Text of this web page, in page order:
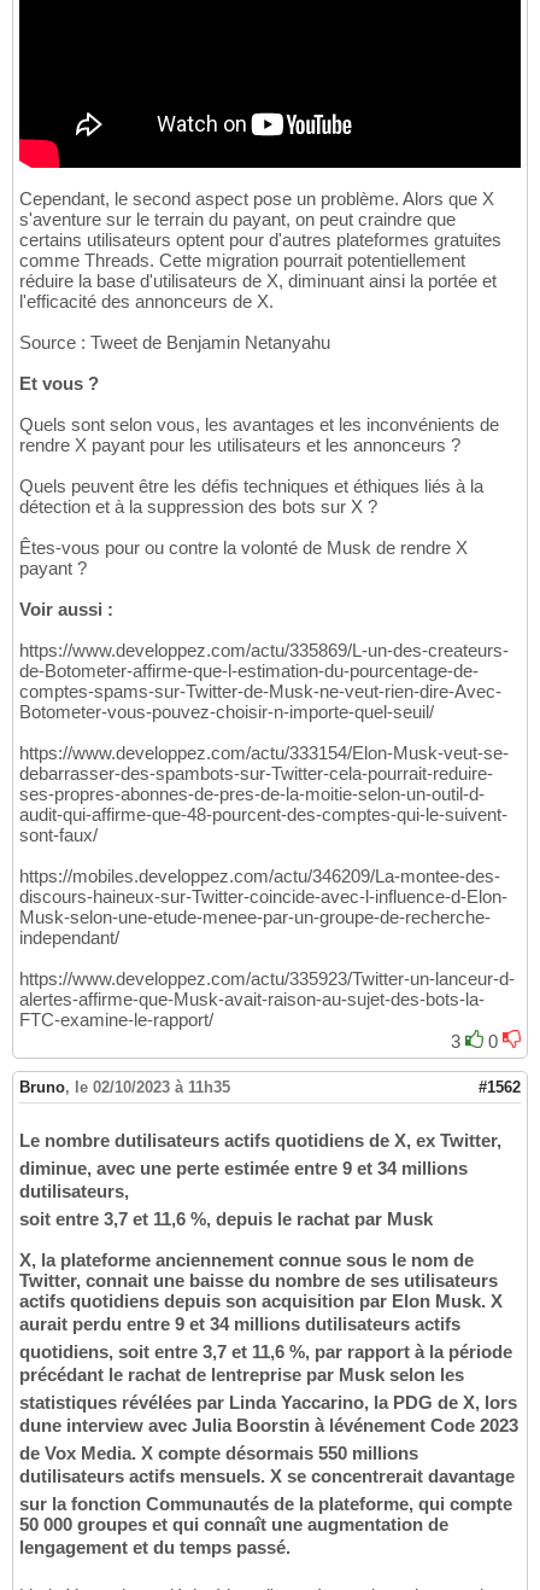
Cependant, le second aspect pose un problème. Alors que X
s'aventure sur le terrain du payant, on peut craindre que
certains utilisateurs optent pour d'autres plateformes gratuites
comme Threads. Cette migration pourrait potentiellement
réduire la base d'utilisateurs de X, diminuant ainsi la portée et
l'efficacité des annonceurs de X.
Source : Tweet de Benjamin Netanyahu
Et vous ?
Quels sont selon vous, les avantages et les inconvénients de
rendre X payant pour les utilisateurs et les annonceurs ?
Quels peuvent être les défis techniques et éthiques liés à la
détection et à la suppression des bots sur X ?
Êtes-vous pour ou contre la volonté de Musk de rendre X
payant ?
Voir aussi :
https://www.developpez.com/actu/335869/L-un-des-createurs-
de-Botometer-affirme-que-l-estimation-du-pourcentage-de-
comptes-spams-sur-Twitter-de-Musk-ne-veut-rien-dire-Avec-
Botometer-vous-pouvez-choisir-n-importe-quel-seuil/
https://www.developpez.com/actu/333154/Elon-Musk-veut-se-
debarrasser-des-spambots-sur-Twitter-cela-pourrait-reduire-
ses-propres-abonnes-de-pres-de-la-moitie-selon-un-outil-d-
audit-qui-affirme-que-48-pourcent-des-comptes-qui-le-suivent-
sont-faux/
https://mobiles.developpez.com/actu/346209/La-montee-des-
discours-haineux-sur-Twitter-coincide-avec-l-influence-d-Elon-
Musk-selon-une-etude-menee-par-un-groupe-de-recherche-
independant/
https://www.developpez.com/actu/335923/Twitter-un-lanceur-d-
alertes-affirme-que-Musk-avait-raison-au-sujet-des-bots-la-
FTC-examine-le-rapport/
3
0
Bruno, le 02/10/2023 à 11h35 #1562
Le nombre dutilisateurs actifs quotidiens de X, ex Twitter,
diminue, avec une perte estimée entre 9 et 34 millions
dutilisateurs,
soit entre 3,7 et 11,6 %, depuis le rachat par Musk
X, la plateforme anciennement connue sous le nom de
Twitter, connait une baisse du nombre de ses utilisateurs
actifs quotidiens depuis son acquisition par Elon Musk. X
aurait perdu entre 9 et 34 millions dutilisateurs actifs
quotidiens, soit entre 3,7 et 11,6 %, par rapport à la période
précédant le rachat de lentreprise par Musk selon les
statistiques révélées par Linda Yaccarino, la PDG de X, lors
dune interview avec Julia Boorstin à lévénement Code 2023
de Vox Media. X compte désormais 550 millions
dutilisateurs actifs mensuels. X se concentrerait davantage
sur la fonction Communautés de la plateforme, qui compte
50 000 groupes et qui connaît une augmentation de
lengagement et du temps passé.